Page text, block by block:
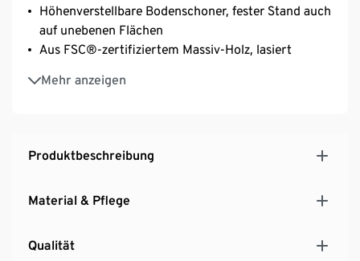
Höhenverstellbare Bodenschoner, fester Stand auch
auf unebenen Flächen
Aus FSC®-zertifiziertem Massiv-Holz, lasiert
Mehr anzeigen
UV- und witterungsbeständig
Produktbeschreibung
Material & Pflege
Qualität